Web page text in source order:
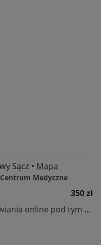
Sącz • Mapa
Medyczne
350 zł
Specjalista nie oferuje umawiania online pod tym adresem.